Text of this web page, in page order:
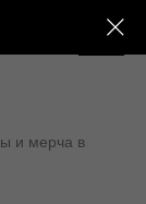
и мерча в